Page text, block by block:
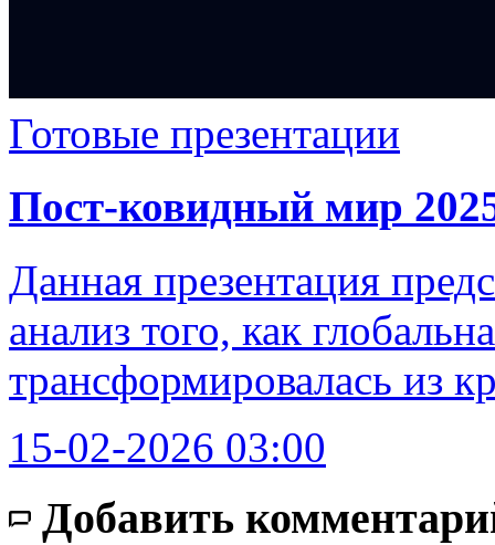
Готовые презентации
Пост-ковидный мир
Данная презентация
анализ того, как
трансформировалась из
15-02-2026 03:00
Добавить